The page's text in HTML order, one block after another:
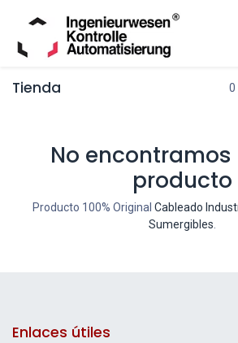
Tienda 0
No
producto
Producto 100% Original Cableado
Sumergibles
Enlaces útiles